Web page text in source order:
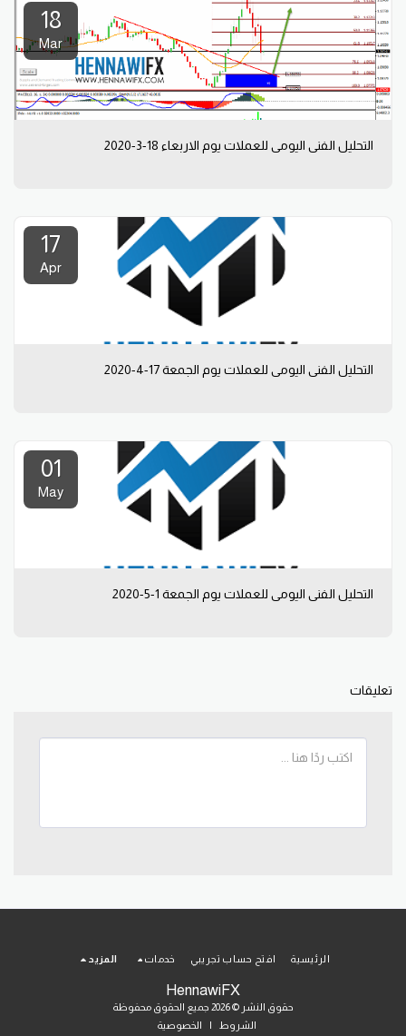
18
Mar
التحليل الفني اليومي للعملات يوم الاربعاء 18-3-2020
17
Apr
التحليل الفني اليومي للعملات يوم الجمعة 17-4-2020
01
May
التحليل الفني اليومي للعملات يوم الجمعة 1-5-2020
تعليقات
HennawiFX
حقوق النشر © 2026 جميع الحقوق محفوظة
الشروط
| الخصوصية
الرئيسية افتح حساب تجريبي خدمات المزيد